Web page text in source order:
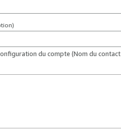
du compte (Nom du